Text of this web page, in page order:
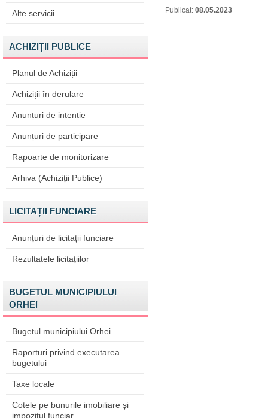
Alte servicii
ACHIZIȚII PUBLICE
Planul de Achiziții
Achiziții în derulare
Anunțuri de intenție
Anunțuri de participare
Rapoarte de monitorizare
Arhiva (Achiziții Publice)
LICITAȚII FUNCIARE
Anunțuri de licitații funciare
Rezultatele licitațiilor
BUGETUL MUNICIPIULUI
ORHEI
Bugetul municipiului Orhei
Raporturi privind executarea
bugetului
Taxe locale
Cotele pe bunurile imobiliare și
impozitul funciar
Publicat: 08.05.2023